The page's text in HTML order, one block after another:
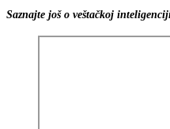
Saznajte još o veštačkoj